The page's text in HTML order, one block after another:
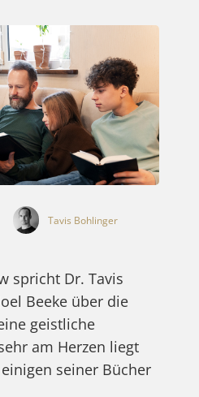
Tavis Bohlinger
spricht Dr. Tavis
Beeke über die
geistliche
am Herzen liegt
seiner Bücher